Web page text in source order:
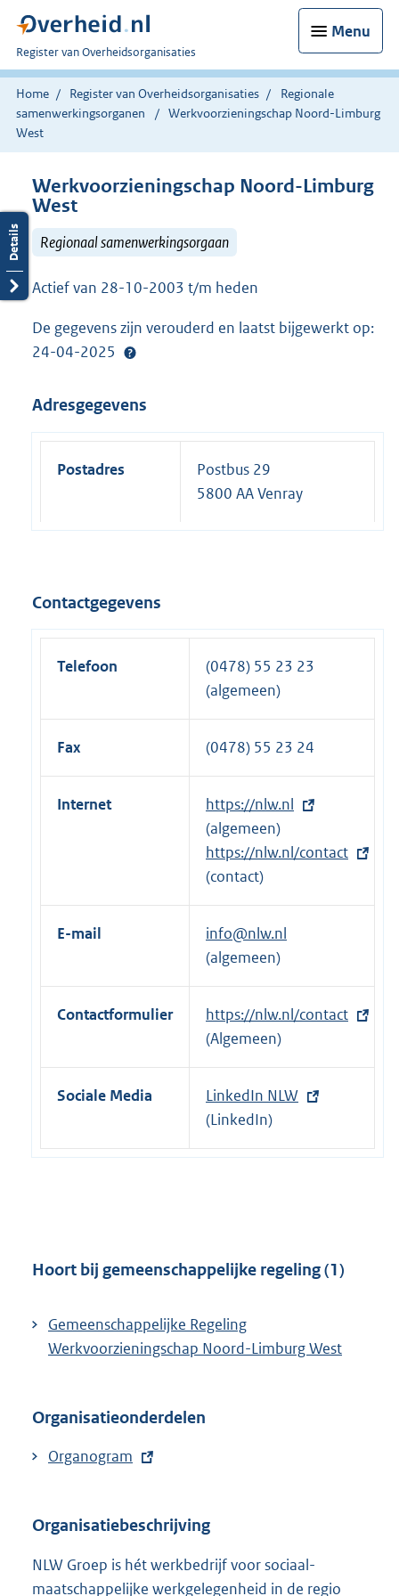
Menu
U
bent
nu
hier:
Register van Overheidsorganisaties
Home Register van Overheidsorganisaties
Regionale
samenwerkingsorganen
Werkvoorzieningschap Noord-Limburg
West
Werkvoorzieningschap Noord-Limburg
West
Regionaal samenwerkingsorgaan
Actief van 28-10-2003 t/m heden
De gegevens zijn verouderd en laatst bijgewerkt op:
24-04-2025
Adresgegevens
Postadres
Postbus 29
5800 AA Venray
Contactgegevens
Telefoon
(0478) 55 23 23
(algemeen)
Fax (0478) 55 23 24
Internet
E
x
t
e
r
n
e
n
k
:
https://nlw.nl
(algemeen)
E
x
t
e
r
l
i
n
k
:
https://nlw.nl/contact
(contact)
E-mail
info@nlw.nl
(algemeen)
Contactformulier
E
x
t
e
r
e
:
https://nlw.nl/contact
(Algemeen)
Sociale Media
E
x
t
l
k
:
LinkedIn NLW
(LinkedIn)
Hoort bij gemeenschappelijke regeling (1)
Gemeenschappelijke Regeling
Werkvoorzieningschap Noord-Limburg West
Organisatieonderdelen
E
e
n
Organogram
Organisatiebeschrijving
NLW Groep is hét werkbedrijf voor sociaal-
maatschappelijke werkgelegenheid in de regio